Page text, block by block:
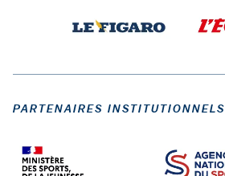
PARTENAIRES INSTITUTIONNELS